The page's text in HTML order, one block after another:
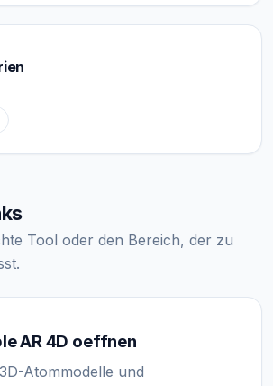
Tool oder den Bereich, der zu
AR 4D oeffnen
Atommodelle und